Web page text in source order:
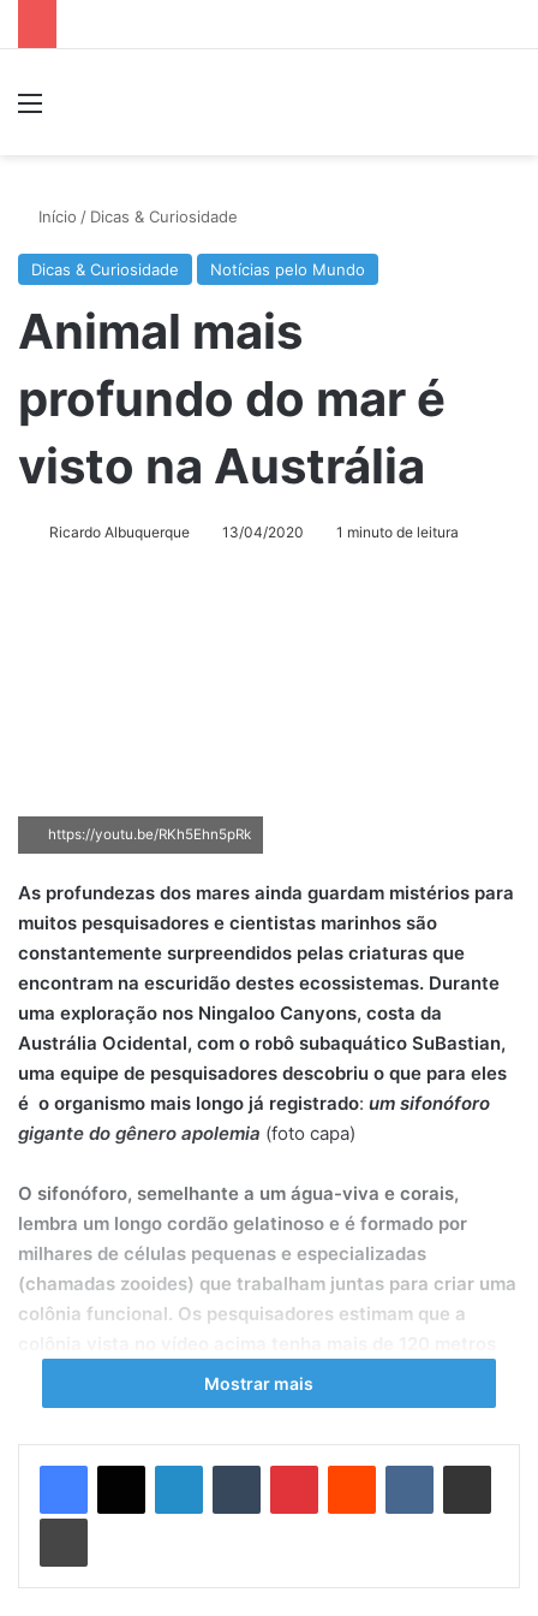
Menu
Início / Dicas & Curiosidade
Dicas & Curiosidade Notícias pelo Mundo
Animal mais
profundo do mar é
visto na Austrália
Ricardo Albuquerque 13/04/2020 1 minuto de leitura
https://youtu.be/RKh5Ehn5pRk
As profundezas dos mares ainda guardam mistérios para
muitos pesquisadores e cientistas marinhos são
constantemente surpreendidos pelas criaturas que
encontram na escuridão destes ecossistemas. Durante
uma exploração nos Ningaloo Canyons, costa da
Austrália Ocidental, com o robô subaquático SuBastian,
uma equipe de pesquisadores descobriu o que para eles
é o organismo mais longo já registrado: um sifonóforo
gigante do gênero apolemia (foto capa)
O sifonóforo, semelhante a um água-viva e corais,
lembra um longo cordão gelatinoso e é formado por
milhares de células pequenas e especializadas
(chamadas zooides) que trabalham juntas para criar uma
colônia funcional. Os pesquisadores estimam que a
de comprimento. Os cientistas observaram até 30 novas
espécies e também avistaram uma lula de polvo
espécies de moluscos, cracas e lagostas. Suas
existente do oceano profundo, ao gerenciamento de
Mostrar mais
LinkedinTumblr PinterestReddit VK Compartilhar via e-mail
Imprimir